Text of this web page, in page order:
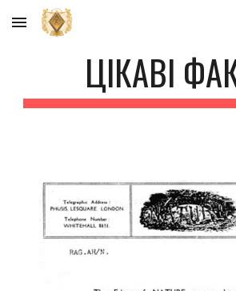
Skip to main content
ЦІКАВІ